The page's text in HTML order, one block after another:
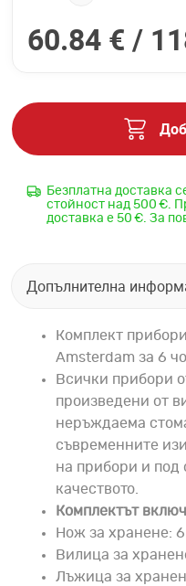
60.84 € /
Безплатна доставка
стойност над 500 €.
доставка е 50 €. За
Допълнителна
Комплект
Amsterdam за 6
Всички прибори
произведени от
неръждаема
съвременните
на прибори и под
качеството.
Комплектът
Нож за хранене: 6
Вилица за
Лъжица за